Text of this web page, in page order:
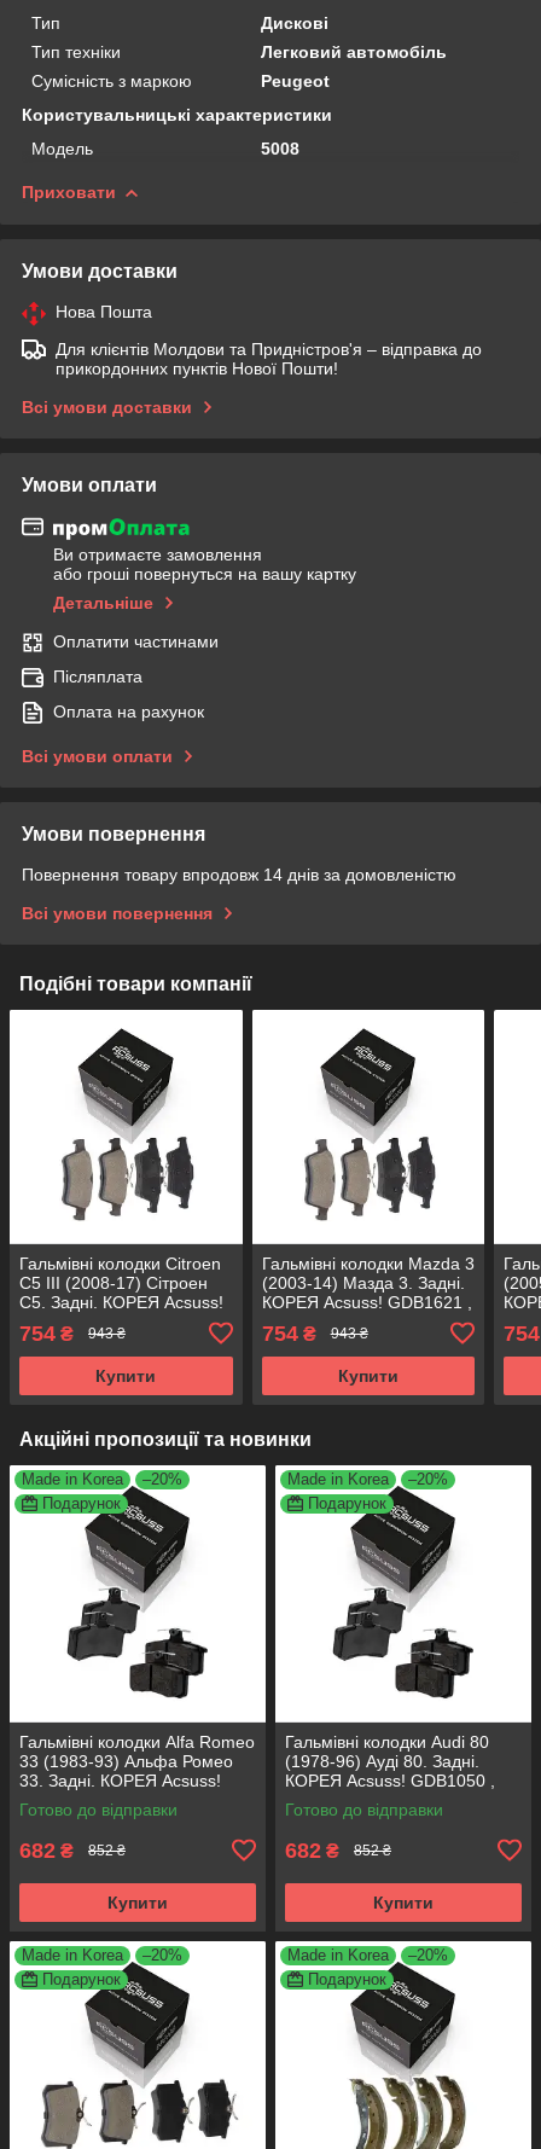
Тип
Дискові
Тип техніки
Легковий автомобіль
Сумісність з маркою
Peugeot
Користувальницькі характеристики
Мoдель
5008
Приховати
Умови доставки
Нова Пошта
Для клієнтів Молдови та Придністров'я – відправка до
прикордонних пунктів Нової Пошти!
Всі умови доставки
Умови оплати
Ви отримаєте замовлення
або гроші повернуться на вашу картку
Детальніше
Оплатити частинами
Післяплата
Оплата на рахунок
Всі умови оплати
Умови повернення
Повернення товару впродовж 14 днів за домовленістю
Всі умови повернення
Подібні товари компанії
Гальмівні колодки Citroen
С5 III (2008-17) Сітроен
С5. Задні. КОРЕЯ Acsuss!
FDB5245 , FDB4935 ,
FDB1931W
754 ₴ 943 ₴
Купити
Гальмівні колодки Mazda 3
(2003-14) Мазда 3. Задні.
КОРЕЯ Acsuss! GDB1621 ,
FDB4935 , FDB1931W
754₴ 943 ₴
Купити
754
Акційні пропозиції та новинки
Made in Korea
–20%
Подарунок
Гальмівні колодки Alfa Romeo
33 (1983-93) Альфа Ромео
33. Задні. КОРЕЯ Acsuss!
GDB1050 , FDB222
Готово до відправки
682 ₴ 852 ₴
Купити
Made in Korea
–20%
Подарунок
Гальмівні колодки Audi 80
(1978-96) Ауді 80. Задні.
КОРЕЯ Acsuss! GDB1050 ,
FDB222
Готово до відправки
682 ₴ 852 ₴
Купити
Made in Korea
–20%
Подарунок
Made in Korea
–20%
Подарунок